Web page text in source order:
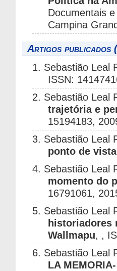
Documentais
Campina
Artigos publicados
1. Sebastião Leal
ISSN:
2. Sebastião Leal
trajetória e
15194183,
3. Sebastião Leal
ponto de
4. Sebastião Leal
momento do
16791061,
5. Sebastião Leal
historiadores
Wallmapu, ,
6. Sebastião Leal
LA